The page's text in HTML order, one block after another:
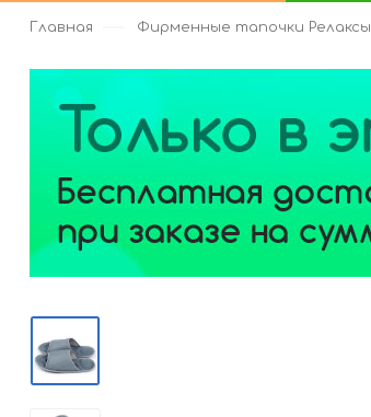
Главная Фирменные тапочки Релаксы